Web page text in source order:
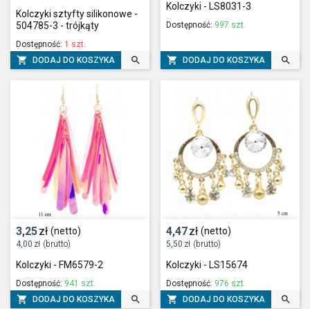
Kolczyki sztyfty silikonowe -
504785-3 - trójkąty
Dostępność: 1 szt.
 DODAJ DO KOSZYKA 
Kolczyki - LS8031-3
Dostępność: 997 szt.
 DODAJ DO KOSZYKA 
3,25zł (netto)
4,00 zł (brutto)
Kolczyki - FM6579-2
Dostępność: 941 szt.
 DODAJ DO KOSZYKA 
4,47zł (netto)
5,50 zł (brutto)
Kolczyki - LS15674
Dostępność: 976 szt.
 DODAJ DO KOSZYKA 